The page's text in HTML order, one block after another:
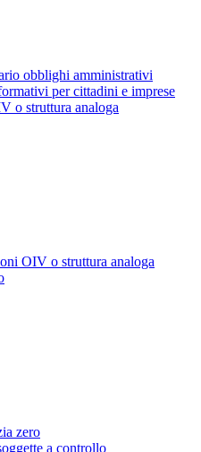
obblighi amministrativi
per cittadini e imprese
o struttura analoga
OIV o struttura analoga
zero
a controllo